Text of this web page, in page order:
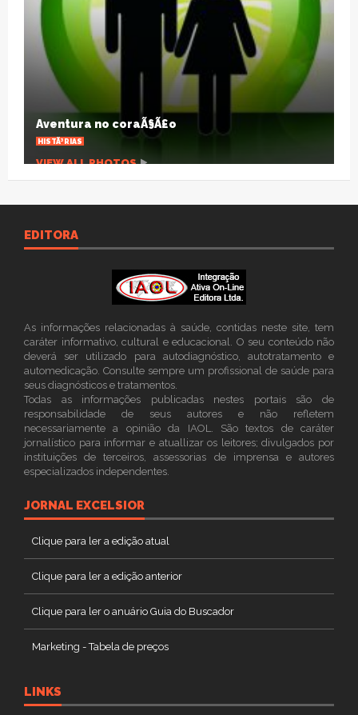
TraiÃ§Ã£o nÃ£o Ã© sÃ³ sexual
ARTIGOS
VIEW ALL PHOTOS
EDITORA
As informações relacionadas à saúde, contidas neste site, tem
caráter informativo, cultural e educacional. O seu conteúdo não
deverá ser utilizado para autodiagnóstico, autotratamento e
automedicação. Consulte sempre um profissional de saúde para
seus diagnósticos e tratamentos.
Todas as informações publicadas nestes portais são de
responsabilidade de seus autores e não refletem
necessariamente a opinião da IAOL. São textos de caráter
jornalístico para informar e atuallizar os leitores; divulgados por
instituições de terceiros, assessorias de imprensa e autores
especializados independentes.
JORNAL EXCELSIOR
Clique para ler a edição atual
Clique para ler a edição anterior
Clique para ler o anuário Guia do Buscador
Marketing - Tabela de preços
LINKS